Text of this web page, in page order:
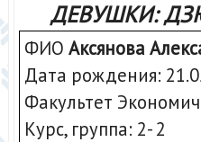
ДЕВУШКИ:
ФИО Аксянова
Дата рождения:
Факультет
Курс, группа: 2- 2